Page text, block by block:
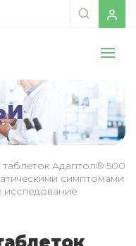
Адаптол® 500
симптомами
исследование